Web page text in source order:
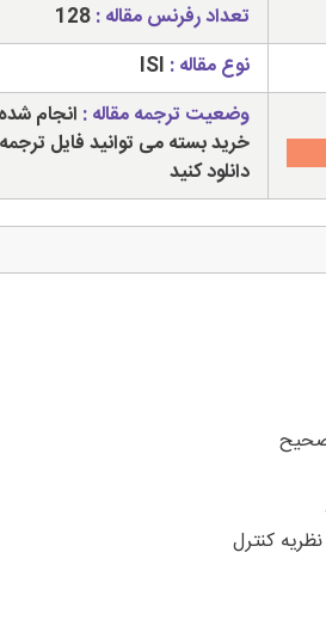
تعداد رفرنس مقاله :128
نوع مقاله : ISI
وضعیت ترجمه مقاله : انجام
خرید بسته می توانید فایل
دانلود کنید